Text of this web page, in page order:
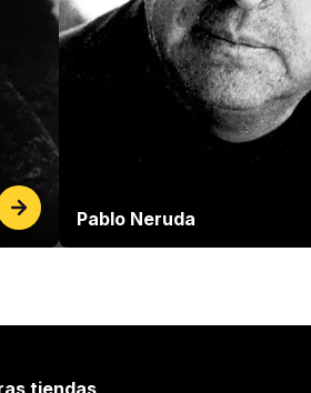
Pablo Neruda
tiendas